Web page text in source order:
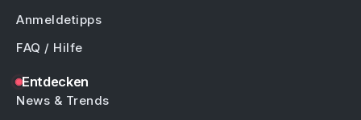
Anmeldetipps
FAQ / Hilfe
Entdecken
News & Trends